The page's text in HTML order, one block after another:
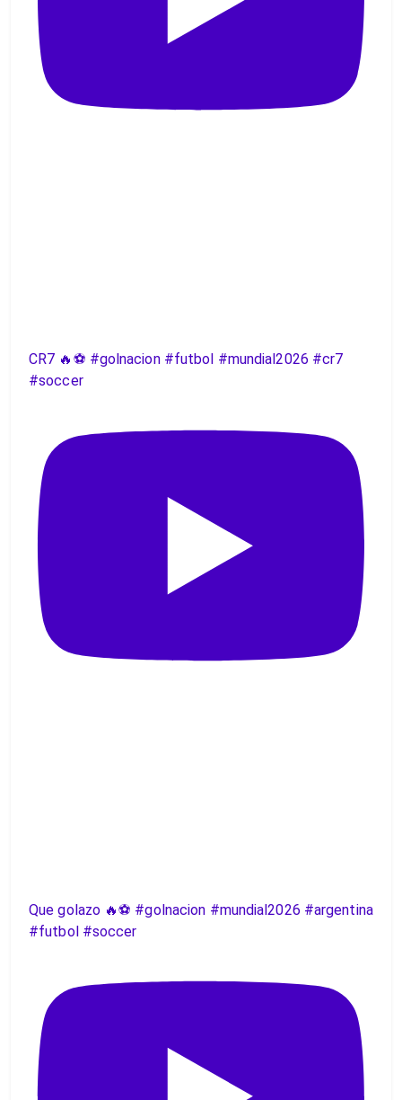
CR7 🔥⚽️ #golnacion #futbol #mundial2026 #cr7
#soccer
Que golazo 🔥⚽️ #golnacion #mundial2026 #argentina
#futbol #soccer